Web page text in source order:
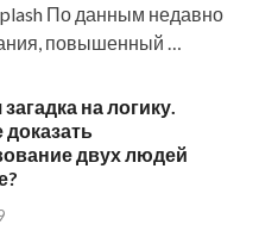
По данным недавно
повышенный …
на логику.
двух людей